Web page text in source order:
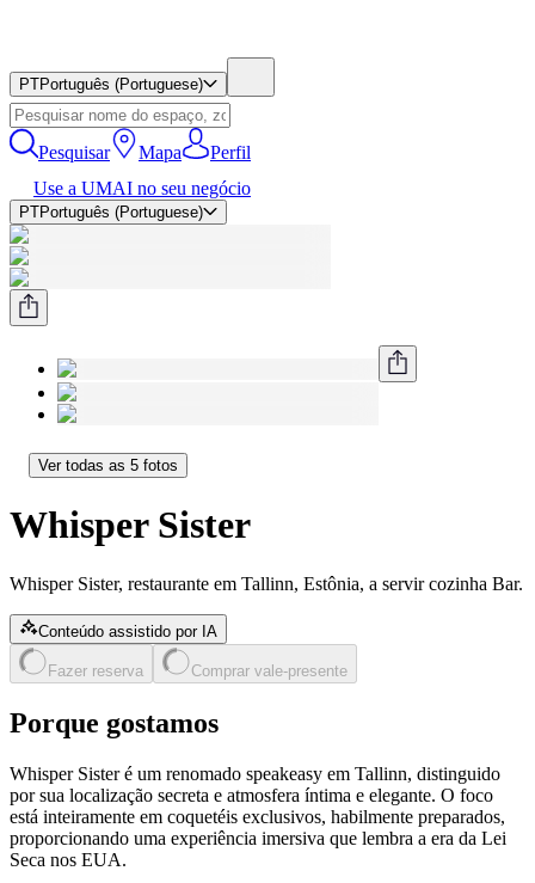
PTPortuguês (Portuguese)
Pesquisar Mapa
Perfil
Use a UMAI no seu negócio
PTPortuguês (Portuguese)
Ver todas as 5 fotos
Whisper Sister
Whisper Sister, restaurante em Tallinn, Estônia, a servir cozinha Bar.
Conteúdo assistido por IA
Fazer reserva Comprar vale-presente
Porque gostamos
Whisper Sister é um renomado speakeasy em Tallinn, distinguido
por sua localização secreta e atmosfera íntima e elegante. O foco
está inteiramente em coquetéis exclusivos, habilmente preparados,
proporcionando uma experiência imersiva que lembra a era da Lei
Seca nos EUA.